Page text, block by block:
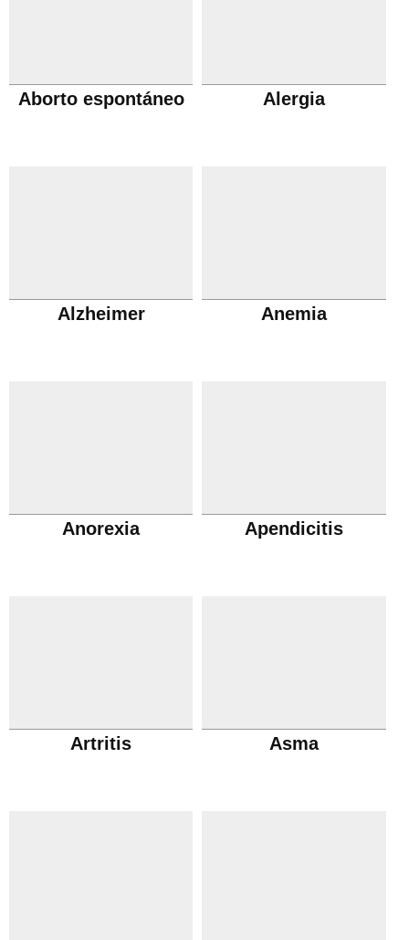
Aborto espontáneo Alergia
Alzheimer Anemia
Anorexia Apendicitis
Artritis Asma